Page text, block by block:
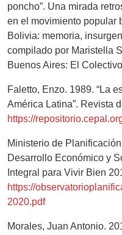
poncho”. Una mirada
en el movimiento popular
Bolivia: memoria,
compilado por Maristella
Buenos Aires: El
Faletto, Enzo. 1989. “La
América Latina”. Revista
https://
Ministerio de
Desarrollo Económico y
Integral para Vivir Bien
https://
2020.pdf
Morales, Juan Antonio.